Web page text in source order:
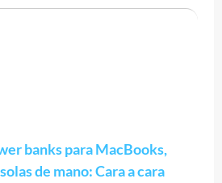
banks para MacBooks,
de mano: Cara a cara